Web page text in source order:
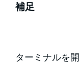
補足
ターミナルを